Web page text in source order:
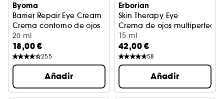
Byoma
Barrier Repair Eye Cream
Crema contorno de ojos
20 ml
18,00 €
255
Añadir
Erborian
Skin Therapy Eye
Crema de ojos
15 ml
42,00 €
58
Añadir